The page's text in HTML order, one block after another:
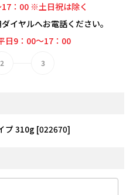
：00 ※土日祝は除く
イヤルへお電話ください。
9：00～17：00
プ 310g [022670]